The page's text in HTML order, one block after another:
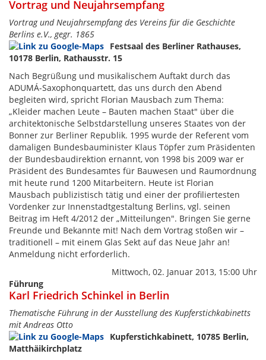
Vortrag und Neujahrsempfang
Vortrag und Neujahrsempfang des Vereins für die Geschichte
Berlins e.V., gegr. 1865
Festsaal des Berliner Rathauses,
10178 Berlin, Rathausstr. 15
Nach Begrüßung und musikalischem Auftakt durch das
ADUMÁ-Saxophonquartett, das uns durch den Abend
begleiten wird, spricht Florian Mausbach zum Thema:
„Kleider machen Leute – Bauten machen Staat" über die
architektonische Selbstdarstellung unseres Staates von der
Bonner zur Berliner Republik. 1995 wurde der Referent vom
damaligen Bundesbauminister Klaus Töpfer zum Präsidenten
der Bundesbaudirektion ernannt, von 1998 bis 2009 war er
Präsident des Bundesamtes für Bauwesen und Raumordnung
mit heute rund 1200 Mitarbeitern. Heute ist Florian
Mausbach publizistisch tätig und einer der profiliertesten
Vordenker zur Innenstadtgestaltung Berlins, vgl. seinen
Beitrag im Heft 4/2012 der „Mitteilungen". Bringen Sie gerne
Freunde und Bekannte mit! Nach dem Vortrag stoßen wir –
traditionell – mit einem Glas Sekt auf das Neue Jahr an!
Anmeldung nicht erforderlich.
Mittwoch, 02. Januar 2013, 15:00 Uhr
Führung
Karl Friedrich Schinkel in Berlin
Thematische Führung in der Ausstellung des Kupferstichkabinetts
mit Andreas Otto
Kupferstichkabinett, 10785 Berlin,
Matthäikirchplatz